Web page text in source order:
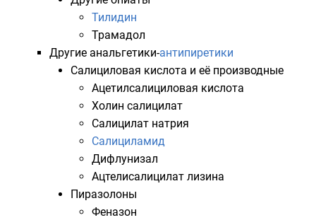
Тилидин
Трамадол
Другие анальгетики-антипиретики
Салициловая кислота и её производные
Ацетилсалициловая кислота
Холин салицилат
Салицилат натрия
Салициламид
Дифлунизал
Ацтелисалицилат лизина
Пиразолоны
Феназон